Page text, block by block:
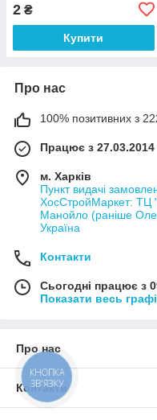
2 ₴
Купити
Про нас
100% позитивних з 222
Працює з 27.03.2014
м. Харків
Пункт видачі
ХосСтройМаркет: ТЦ
Манойло (раніше
Україна
Контакти
Сьогодні працює з
Показати весь
Про нас
Контакти
КНОПКА
ЗВ'ЯЗКУ